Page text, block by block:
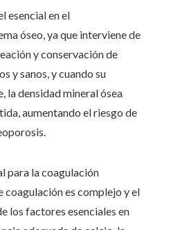
esencial en el
óseo, ya que interviene de
y conservación de
y sanos, y cuando su
la densidad mineral ósea
aumentando el riesgo de
para la coagulación
coagulación es complejo y el
los factores esenciales en